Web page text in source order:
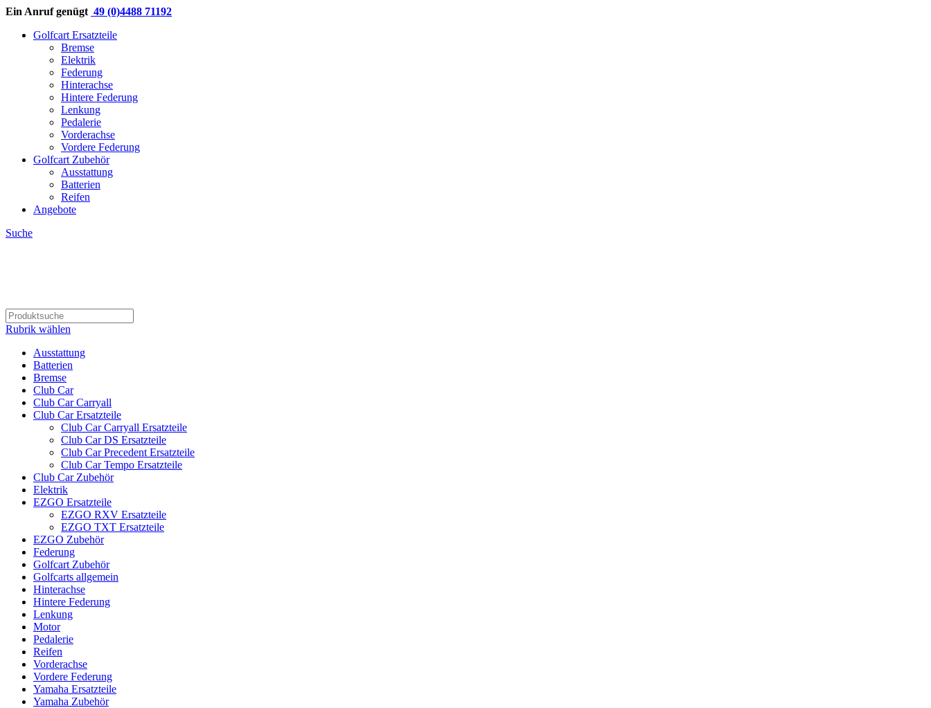
Ein Anruf genügt 49 (0)4488 71192
Golfcart Ersatzteile
Bremse
Elektrik
Federung
Hinterachse
Hintere Federung
Lenkung
Pedalerie
Vorderachse
Vordere Federung
Golfcart Zubehör
Ausstattung
Batterien
Reifen
Angebote
Suche
Rubrik wählen
Ausstattung
Batterien
Bremse
Club Car
Club Car Carryall
Club Car Ersatzteile
Club Car Carryall Ersatzteile
Club Car DS Ersatzteile
Club Car Precedent Ersatzteile
Club Car Tempo Ersatzteile
Club Car Zubehör
Elektrik
EZGO Ersatzteile
EZGO RXV Ersatzteile
EZGO TXT Ersatzteile
EZGO Zubehör
Federung
Golfcart Zubehör
Golfcarts allgemein
Hinterachse
Hintere Federung
Lenkung
Motor
Pedalerie
Reifen
Vorderachse
Vordere Federung
Yamaha Ersatzteile
Yamaha Zubehör